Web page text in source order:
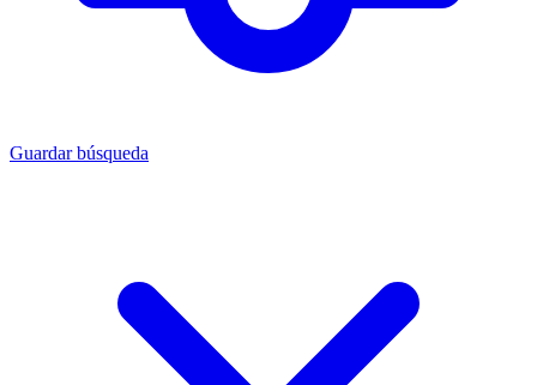
Guardar búsqueda